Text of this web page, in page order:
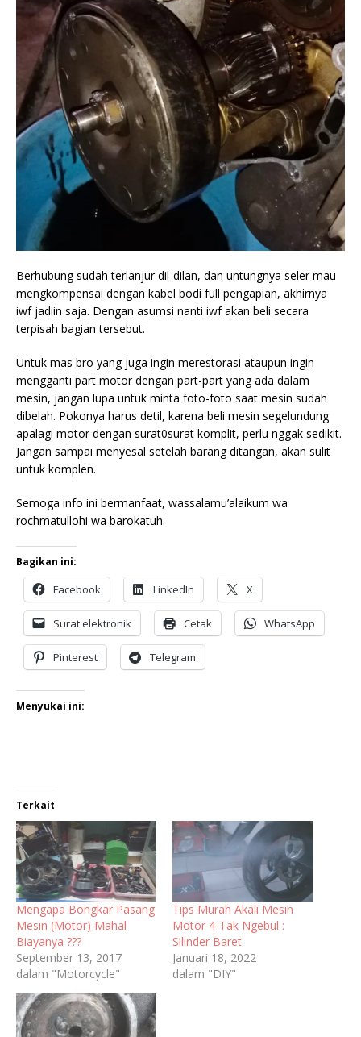
Berhubung sudah terlanjur dil-dilan, dan untungnya seler mau
mengkompensai dengan kabel bodi full pengapian, akhirnya
iwf jadiin saja. Dengan asumsi nanti iwf akan beli secara
terpisah bagian tersebut.
Untuk mas bro yang juga ingin merestorasi ataupun ingin
mengganti part motor dengan part-part yang ada dalam
mesin, jangan lupa untuk minta foto-foto saat mesin sudah
dibelah. Pokonya harus detil, karena beli mesin segelundung
apalagi motor dengan surat0surat komplit, perlu nggak sedikit.
Jangan sampai menyesal setelah barang ditangan, akan sulit
untuk komplen.
Semoga info ini bermanfaat, wassalamu’alaikum wa
rochmatullohi wa barokatuh.
Bagikan ini:
Facebook LinkedIn X
Surat elektronik Cetak WhatsApp
Pinterest Telegram
Menyukai ini:
Terkait
Mengapa Bongkar Pasang
Mesin (Motor) Mahal
Biayanya ???
September 13, 2017
dalam "Motorcycle"
Tips Murah Akali Mesin
Motor 4-Tak Ngebul :
Silinder Baret
Januari 18, 2022
dalam "DIY"